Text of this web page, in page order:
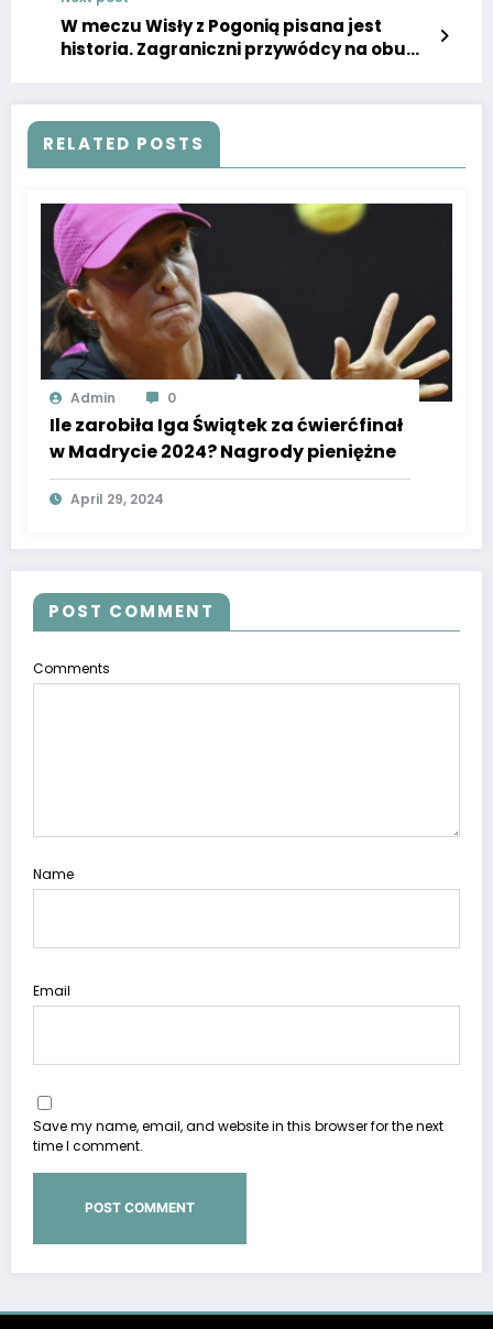
W meczu Wisły z Pogonią pisana jest
historia. Zagraniczni przywódcy na obu
RELATED POSTS
Admin 0
Ile zarobiła Iga Świątek za ćwierćfinał
w Madrycie 2024? Nagrody pieniężne
April 29, 2024
POST COMMENT
Comments
Name
Email
Save my name, email, and website in this browser for the next
time I comment.